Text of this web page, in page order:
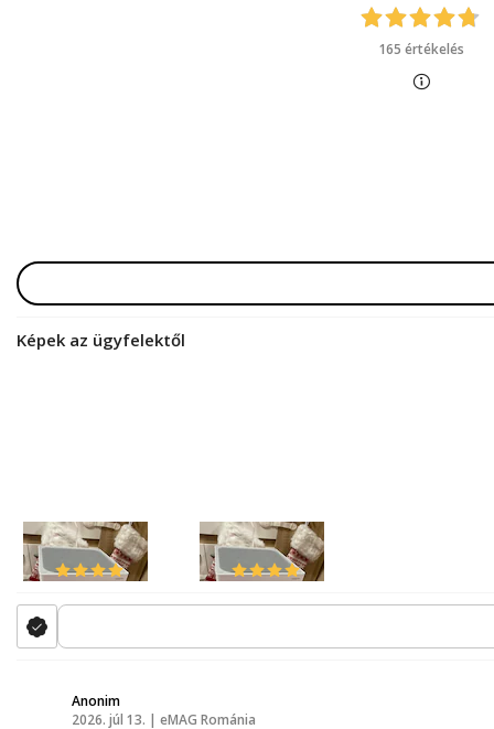
165 értékelés
Képek az ügyfelektől
Gina Gina
Anonim
2026. júl 13. | eMAG Románia